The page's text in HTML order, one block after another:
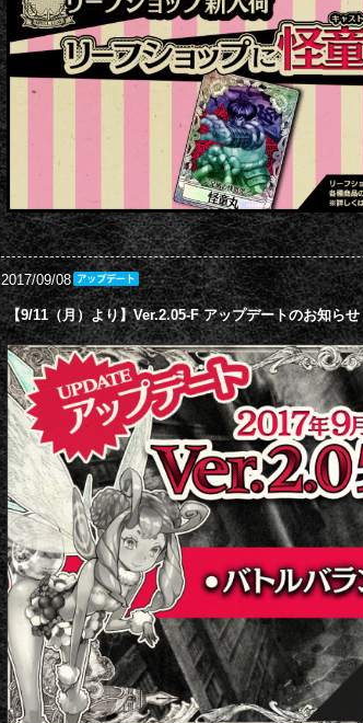
2017/09/08
【9/11（月）より】Ver.2.05-F アップデートのお知らせ